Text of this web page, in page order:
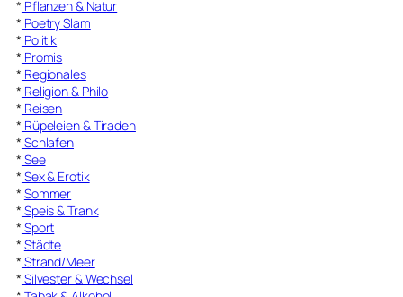
* Pflanzen & Natur
* Poetry Slam
* Politik
* Promis
* Regionales
* Religion & Philo
* Reisen
* Rüpeleien & Tiraden
* Schlafen
* See
* Sex & Erotik
* Sommer
* Speis & Trank
* Sport
* Städte
* Strand/Meer
* Silvester & Wechsel